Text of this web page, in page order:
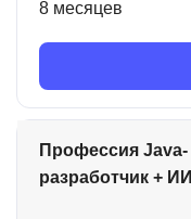
8 месяцев
Профессия Java-
разработчик + ИИ